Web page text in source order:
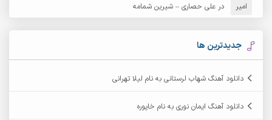
آرشام
آرکاداش
امیر در علی حصاری – شیرین شمامه
جدیدترین ها
دانلود آهنگ شهاب لرستانی به نام لیلا تهرانی
دانلود آهنگ ایمان نوری به نام خاپوره